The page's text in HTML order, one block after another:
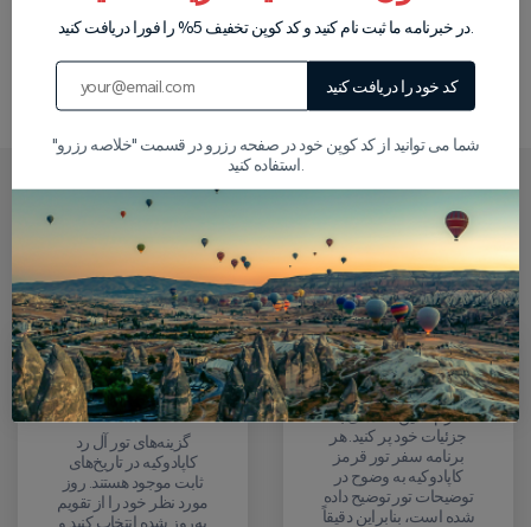
چگونه تور قرمز خود را در کاپادوکیا
رزرو کنید
تاریخ تور خود را
انتخاب کنید
گزینه‌های تور آل رد
کاپادوکیه در تاریخ‌های
ثابت موجود هستند. روز
مورد نظر خود را از تقویم
به‌روز شده انتخاب کنید و
فرم رزرو را پر کنید
فرم آنلاین ساده‌ای با
جزئیات خود پر کنید. هر
برنامه سفر تور قرمز
کاپادوکیه به وضوح در
توضیحات تور توضیح داده
شده است، بنابراین دقیقاً
در خبرنامه ما ثبت نام کنید و کد کوپن تخفیف 5% را فورا دریافت کنید.
کد خود را دریافت کنید
شما می توانید از کد کوپن خود در صفحه رزرو در قسمت "خلاصه رزرو"
استفاده کنید.